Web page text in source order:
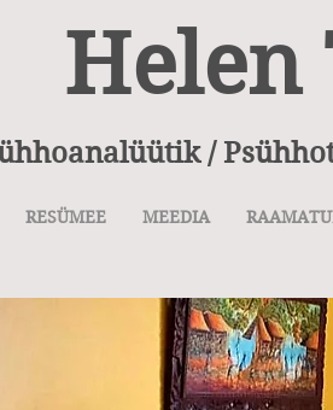
Helen
/
RESÜMEE MEEDIA